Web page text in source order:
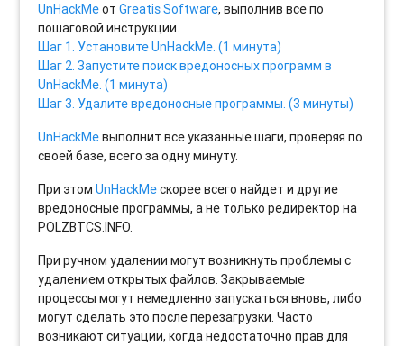
UnHackMeотGreatis Software, выполнив все по
пошаговой инструкции.
Шаг 1. Установите UnHackMe. (1 минута)
Шаг 2. Запустите поиск вредоносных программ в
UnHackMe. (1 минута)
Шаг 3. Удалите вредоносные программы. (3 минуты)
UnHackMeвыполнит все указанные шаги, проверяя по
своей базе, всего за одну минуту.
При этомUnHackMeскорее всего найдет и другие
вредоносные программы, а не только редиректор на
POLZBTCS.INFO.
При ручном удалении могут возникнуть проблемы с
удалением открытых файлов. Закрываемые
процессы могут немедленно запускаться вновь, либо
могут сделать это после перезагрузки. Часто
возникают ситуации, когда недостаточно прав для